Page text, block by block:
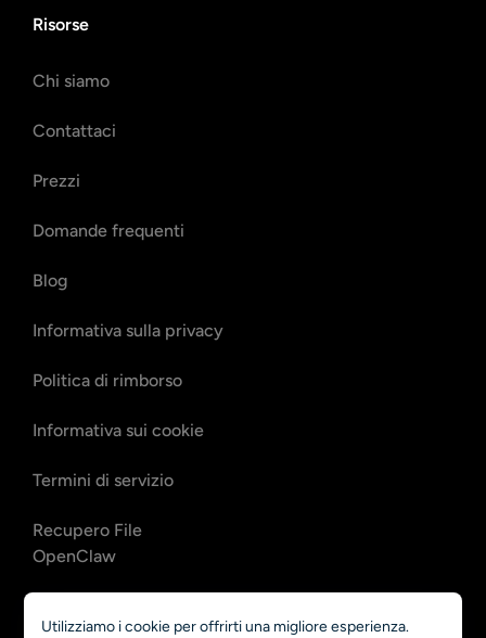
Risorse
Chi siamo
Contattaci
Prezzi
Domande frequenti
Blog
Informativa sulla privacy
Politica di rimborso
Informativa sui cookie
Termini di servizio
Recupero File
OpenClaw
OpenClaw
Utilizziamo i cookie per offrirti una migliore esperienza.